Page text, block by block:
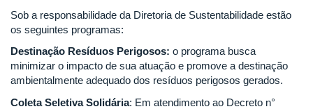
Sob a responsabilidade da Diretoria de Sustentabilidade estão
os seguintes programas:
Destinação Resíduos Perigosos: o programa busca
minimizar o impacto de sua atuação e promove a destinação
ambientalmente adequado dos resíduos perigosos gerados.
Coleta Seletiva Solidária: Em atendimento ao Decreto n°